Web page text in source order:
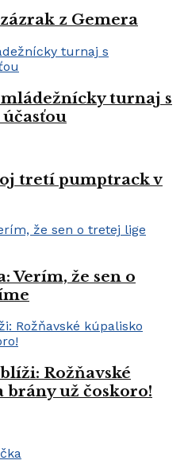
z Gemera
turnaj s
tretí pumptrack v
Verím, že sen o
Rožňavské
už čoskoro!